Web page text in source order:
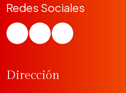
Redes Sociales
Dirección